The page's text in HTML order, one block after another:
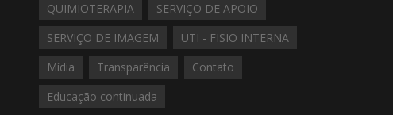
QUIMIOTERAPIA
SERVIÇO DE APOIO
SERVIÇO DE IMAGEM
UTI - FISIO INTERNA
Mídia
Transparência
Contato
Educação continuada